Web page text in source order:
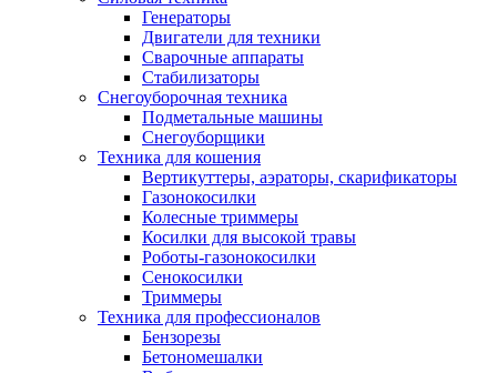
Генераторы
Двигатели для техники
Сварочные аппараты
Стабилизаторы
Снегоуборочная техника
Подметальные машины
Снегоуборщики
Техника для кошения
Вертикуттеры, аэраторы, скарификаторы
Газонокосилки
Колесные триммеры
Косилки для высокой травы
Роботы-газонокосилки
Сенокосилки
Триммеры
Техника для профессионалов
Бензорезы
Бетономешалки